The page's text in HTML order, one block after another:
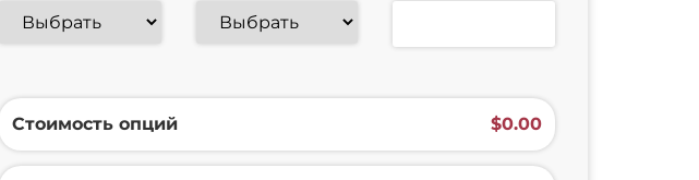
Стоимость опций $‎0.00